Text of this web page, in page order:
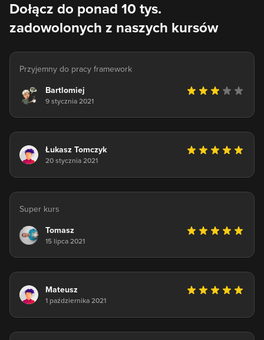
Dołącz do ponad 10 tys.
zadowolonych z naszych kursów
Przyjemny do pracy framework
Bartlomiej
9 stycznia 2021
Łukasz Tomczyk
20 stycznia 2021
Super kurs
Tomasz
15 lipca 2021
Mateusz
1 października 2021